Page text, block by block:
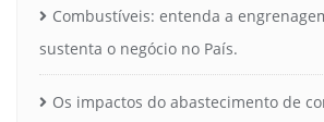
Combustíveis: entenda a
sustenta o negócio no País.
Os impactos do abastecimento de